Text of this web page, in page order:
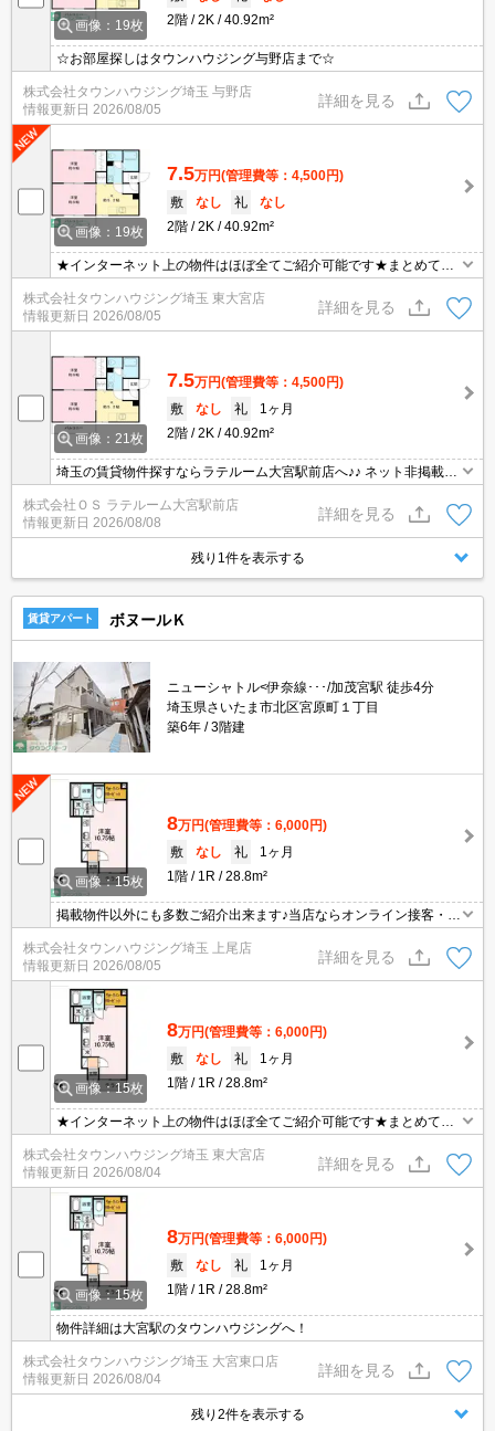
画像：19枚
2階
2K 40.92m²
☆お部屋探しはタウンハウジング与野店まで☆
株式会社タウンハウジング埼玉 与野店
情報更新日 2026/08/05
詳細を見る
画像：19枚
7.5万円(管理費等：4,500円)
敷
なし 礼
なし
2階
2K 40.92m²
★インターネット上の物件はほぼ全てご紹介可能です★まとめてご
紹介致します★お部屋探しは情報量地域No１の★タウンハウジング
東大宮店まで★
株式会社タウンハウジング埼玉 東大宮店
情報更新日 2026/08/05
詳細を見る
画像：21枚
7.5万円(管理費等：4,500円)
敷
なし 礼
1ヶ月
2階
2K 40.92m²
埼玉の賃貸物件探すならラテルーム大宮駅前店へ♪♪ ネット非掲載物
件多数ございます！ 【入居審査不安な方】【初期安物件】【クレジ
ット決済可】お気軽にご相談ください！！ ※仲介手数料無料 『ご来
店初めてのお客様・当物件を契約に限る』
株式会社ＯＳ ラテルーム大宮駅前店
情報更新日 2026/08/08
詳細を見る
残り1件を表示する
賃貸アパート ボヌールＫ
ニューシャトル<伊奈線･･･/加茂宮駅 徒歩4分
埼玉県さいたま市北区宮原町１丁目
築6年
3階建
画像：15枚
8万円(管理費等：6,000円)
敷
なし 礼
1ヶ月
1階
1R 28.8m²
掲載物件以外にも多数ご紹介出来ます♪当店ならオンライン接客・内
見可能です！メールでのお問い合わせの際は、電話番号も記載頂き
ますとスムーズに御対応できます♪
株式会社タウンハウジング埼玉 上尾店
情報更新日 2026/08/05
詳細を見る
画像：15枚
8万円(管理費等：6,000円)
敷
なし 礼
1ヶ月
1階
1R 28.8m²
★インターネット上の物件はほぼ全てご紹介可能です★まとめてご
紹介致します★お部屋探しは情報量地域No１の★タウンハウジング
東大宮店まで★
株式会社タウンハウジング埼玉 東大宮店
情報更新日 2026/08/04
詳細を見る
画像：15枚
8万円(管理費等：6,000円)
敷
なし 礼
1ヶ月
1階
1R 28.8m²
物件詳細は大宮駅のタウンハウジングへ！
株式会社タウンハウジング埼玉 大宮東口店
情報更新日 2026/08/04
詳細を見る
残り2件を表示する